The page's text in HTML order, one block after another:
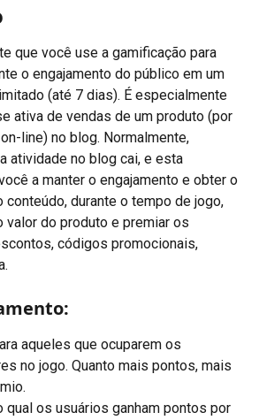
que você use a gamificação para
o engajamento do público em um
(até 7 dias). É especialmente
ativa de vendas de um produto (por
line) no blog. Normalmente,
atividade no blog cai, e esta
a manter o engajamento e obter o
conteúdo, durante o tempo de jogo,
valor do produto e premiar os
códigos promocionais,
aqueles que ocuparem os
no jogo. Quanto mais pontos, mais
qual os usuários ganham pontos por